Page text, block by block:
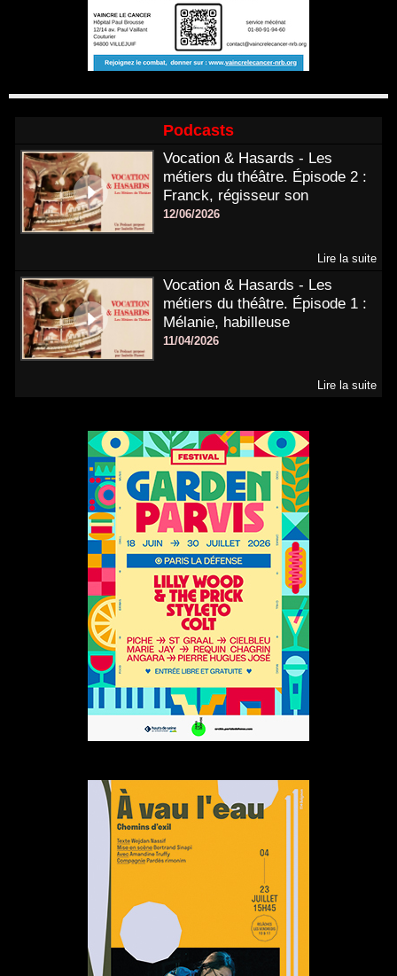
Podcasts
Vocation & Hasards - Les
métiers du théâtre. Épisode 2 :
Franck, régisseur son
12/06/2026
Lire la suite
Vocation & Hasards - Les
métiers du théâtre. Épisode 1 :
Mélanie, habilleuse
11/04/2026
Lire la suite